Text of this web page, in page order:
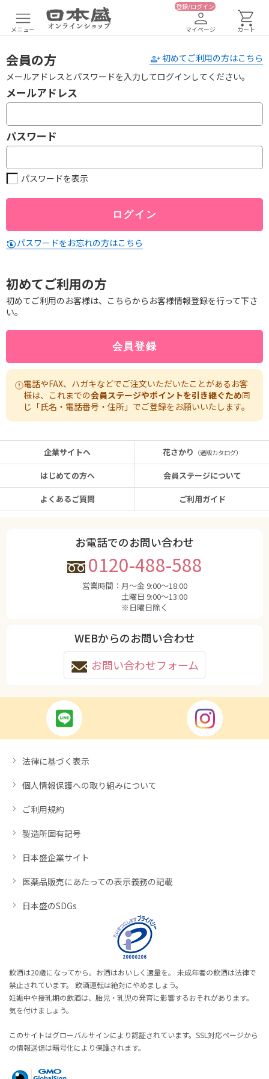
メニュー
登録/ログイン
マイページ カート
初めてご利用の方はこちら
会員の方
メールアドレスとパスワードを入力してログインしてください。
メールアドレス
パスワード
パスワードを表示
パスワードをお忘れの方はこちら
初めてご利用の方
初めてご利用のお客様は、こちらからお客様情報登録を行って下さ
い。
電話やFAX、ハガキなどでご注文いただいたことがあるお客
様は、これまでの会員ステージやポイントを引き継ぐため同
じ「氏名・電話番号・住所」でご登録をお願いいたします。
企業サイトへ
はじめての方へ
よくあるご質問
花さかり （通販カタログ）
会員ステージについて
ご利用ガイド
お電話でのお問い合わせ
0120-488-588
営業時間： 月〜金 9:00〜18:00
土曜日 9:00〜13:00
※日曜日除く
WEBからのお問い合わせ
お問い合わせフォーム
法律に基づく表示
個人情報保護への取り組みについて
ご利用規約
製造所固有記号
日本盛企業サイト
医薬品販売にあたっての表示義務の記載
日本盛のSDGs
飲酒は20歳になってから。お酒はおいしく適量を。 未成年者の飲酒は法律で
禁止されています。 飲酒運転は絶対にやめましょう。
妊娠中や授乳期の飲酒は、胎児・乳児の発育に影響するおそれがあります。
気を付けましょう。
このサイトはグローバルサインにより認証されています。SSL対応ページから
の情報送信は暗号化により保護されます。